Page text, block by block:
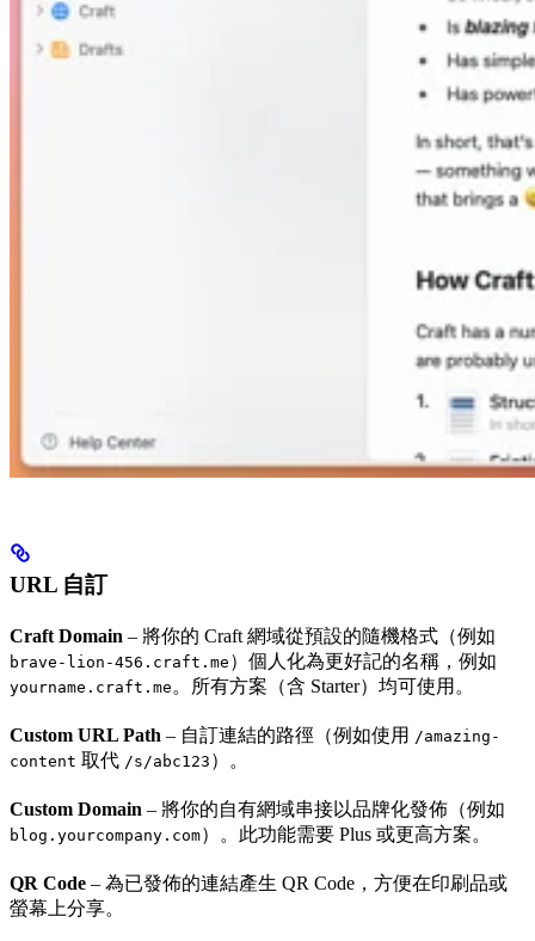
URL 自訂
Craft Domain – 將你的 Craft 網域從預設的隨機格式（例如
brave-lion-456.craft.me ）個人化為更好記的名稱，例如
yourname.craft.me 。所有方案（含 Starter）均可使用。
Custom URL Path – 自訂連結的路徑（例如使用 /amazing-
content 取代 /s/abc123 ）。
Custom Domain – 將你的自有網域串接以品牌化發佈（例如
blog.yourcompany.com）。此功能需要 Plus 或更高方案。
QR Code – 為已發佈的連結產生 QR Code，方便在印刷品或
螢幕上分享。